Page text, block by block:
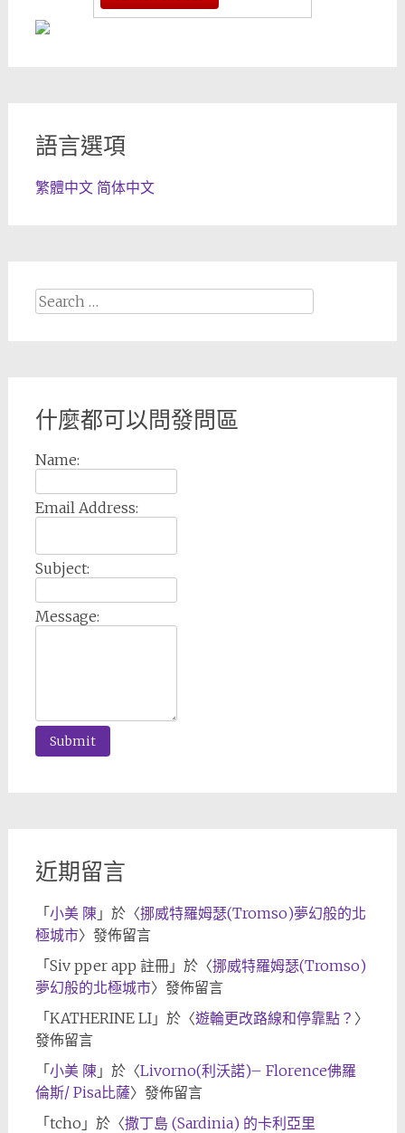
語言選項
繁體中文 简体中文
Search
for:
什麼都可以問發問區
Name:
Email Address:
Subject:
Message:
近期留言
「小美 陳 」於〈挪威特羅姆瑟(Tromso)夢幻般的北
極城市〉發佈留言
「Siv pper app 註冊」於〈挪威特羅姆瑟(Tromso)
夢幻般的北極城市〉發佈留言
「KATHERINE LI」於〈遊輪更改路線和停靠點？ 〉
發佈留言
「小美 陳 」於〈Livorno(利沃諾)– Florence佛羅
倫斯/ Pisa比薩〉發佈留言
「tcho 」於〈撒丁島 (Sardinia) 的卡利亞里